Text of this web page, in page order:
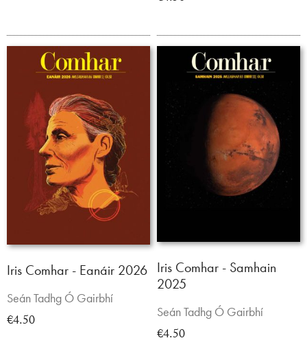
Iris Comhar - Eanáir 2026
Seán Tadhg Ó Gairbhí
€4.50
Iris Comhar - Samhain
2025
Seán Tadhg Ó Gairbhí
€4.50